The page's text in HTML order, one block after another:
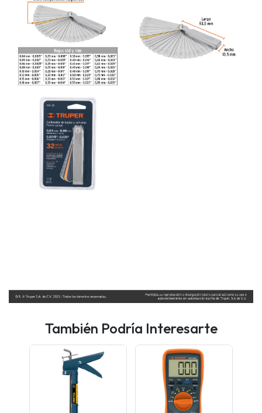
También Podría Interesarte